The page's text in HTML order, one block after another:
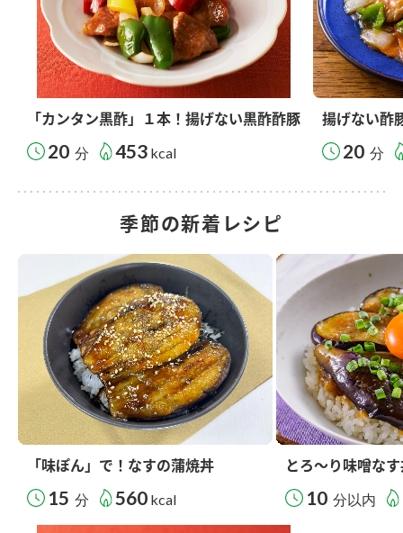
「カンタン黒酢」１本！揚げない黒酢酢豚
20 分 453 kcal
揚げない酢
20 分
季節の新着レシピ
「味ぽん」で！なすの蒲焼丼
15 分 560 kcal
とろ～り味噌な
10 分以内